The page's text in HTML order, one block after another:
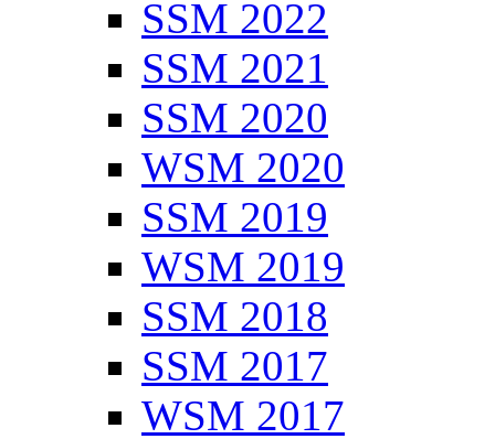
SSM 2022
SSM 2021
SSM 2020
WSM 2020
SSM 2019
WSM 2019
SSM 2018
SSM 2017
WSM 2017